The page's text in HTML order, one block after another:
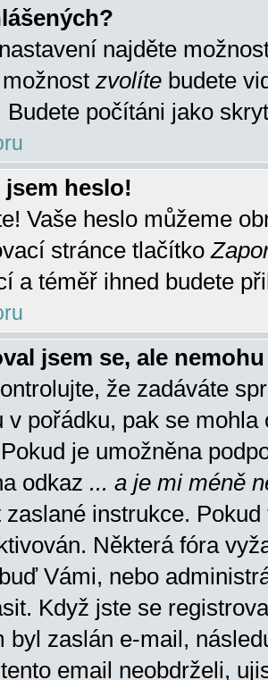
najděte
zvolíte budete
Budete počítáni jako
heslo!
Vaše heslo můžeme
stránce tlačítko
a téměř ihned budete
jsem se, ale
že zadáváte
v pořádku, pak se
je umožněna
odkaz ... a je mi méně
zaslané instrukce.
Některá fóra
Vámi, nebo
Když jste se
byl zaslán e-mail,
email neobdrželi,